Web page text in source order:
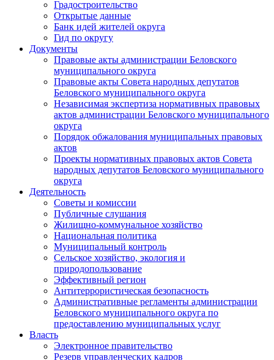
Градостроительство
Открытые данные
Банк идей жителей округа
Гид по округу
Документы
Правовые акты администрации Беловского
муниципального округа
Правовые акты Совета народных депутатов
Беловского муниципального округа
Независимая экспертиза нормативных правовых
актов администрации Беловского муниципального
округа
Порядок обжалования муниципальных правовых
актов
Проекты нормативных правовых актов Совета
народных депутатов Беловского муниципального
округа
Деятельность
Советы и комиссии
Публичные слушания
Жилищно-коммунальное хозяйство
Национальная политика
Муниципальный контроль
Сельское хозяйство, экология и
природопользование
Эффективный регион
Антитеррористическая безопасность
Административные регламенты администрации
Беловского муниципального округа по
предоставлению муниципальных услуг
Власть
Электронное правительство
Резерв управленческих кадров